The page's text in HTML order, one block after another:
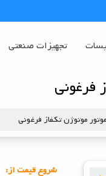
تجهیزات صنعتی
فرغونی
موتوژن تکفاز فرغونی
شروع قیمت از: